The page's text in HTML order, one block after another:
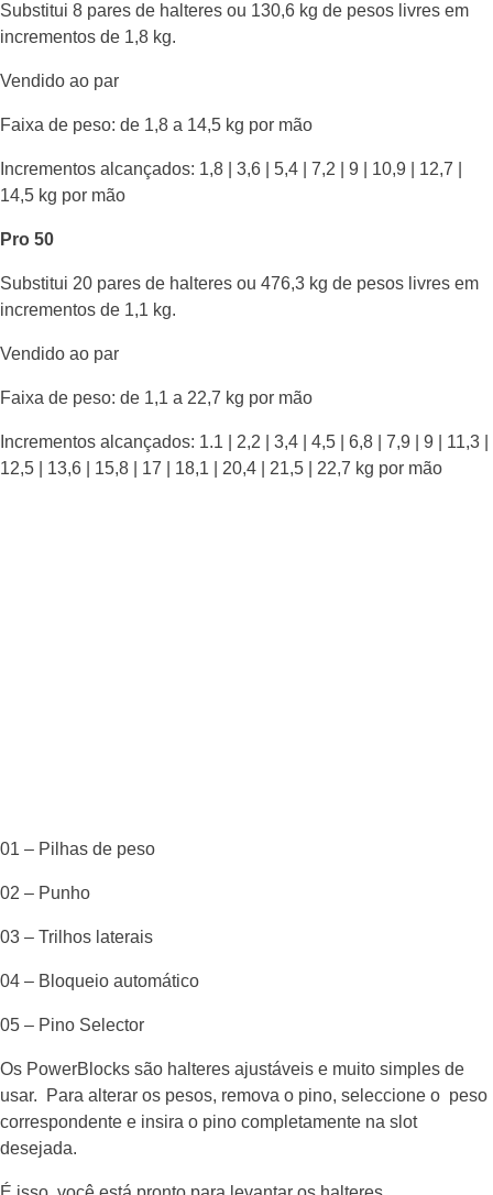
Substitui 8 pares de halteres ou 130,6 kg de pesos livres em
incrementos de 1,8 kg.
Vendido ao par
Faixa de peso: de 1,8 a 14,5 kg por mão
Incrementos alcançados: 1,8 | 3,6 | 5,4 | 7,2 | 9 | 10,9 | 12,7 |
14,5 kg por mão
Pro 50
Substitui 20 pares de halteres ou 476,3 kg de pesos livres em
incrementos de 1,1 kg.
Vendido ao par
Faixa de peso: de 1,1 a 22,7 kg por mão
Incrementos alcançados: 1.1 | 2,2 | 3,4 | 4,5 | 6,8 | 7,9 | 9 | 11,3 |
12,5 | 13,6 | 15,8 | 17 | 18,1 | 20,4 | 21,5 | 22,7 kg por mão
01 – Pilhas de peso
02 – Punho
03 – Trilhos laterais
04 – Bloqueio automático
05 – Pino Selector
Os PowerBlocks são halteres ajustáveis e muito simples de
usar. Para alterar os pesos, remova o pino, seleccione o peso
correspondente e insira o pino completamente na slot
desejada.